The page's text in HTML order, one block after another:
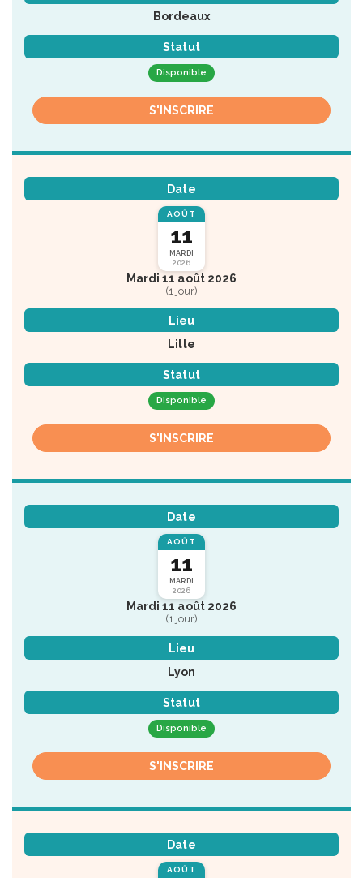
Bordeaux
Statut
Disponible
S'INSCRIRE
Date
AOÛT
11
MARDI
2026
Mardi 11 août 2026
(1 jour)
Lieu
Lille
Statut
Disponible
S'INSCRIRE
Date
AOÛT
11
MARDI
2026
Mardi 11 août 2026
(1 jour)
Lieu
Lyon
Statut
Disponible
S'INSCRIRE
Date
AOÛT